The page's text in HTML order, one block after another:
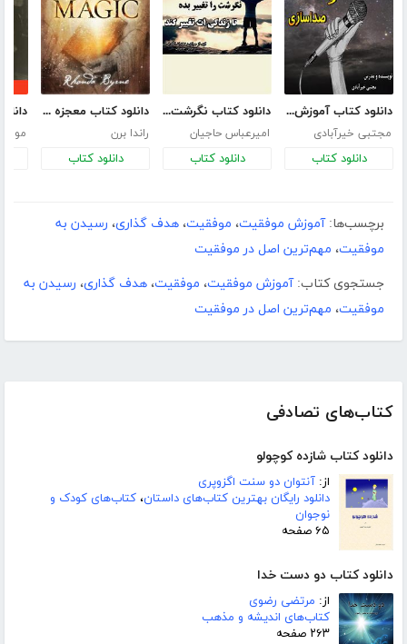
کتاب‌های تصادفی
دانلود کتاب شازده کوچولو
از: آنتوان دو سنت اگزوپری
دانلود رایگان بهترین کتاب‌های داستان، کتاب‌های کودک و
نوجوان
۶۵ صفحه
دانلود کتاب دو دست خدا
از: مرتضی رضوی
کتاب‌های اندیشه و مذهب
۲۶۳ صفحه
دانلود کتاب آموزش فن بیان و صداسازی
مجتبی خیرآبادی
دانلود کتاب
دانلود کتاب نگرشت را تغییر بده تا زندگی‌ات تغییر کند
امیرعباس حاجیان
دانلود کتاب
دانلود کتاب معجزه شکرگزاری (جادو)
راندا برن
دانلود کتاب
برچسب‌ها: آموزش موفقیت، موفقیت، هدف گذاری، رسیدن به
موفقیت، مهم‌ترین اصل در موفقیت
جستجوی کتاب: آموزش موفقیت، موفقیت، هدف گذاری، رسیدن به
موفقیت، مهم‌ترین اصل در موفقیت